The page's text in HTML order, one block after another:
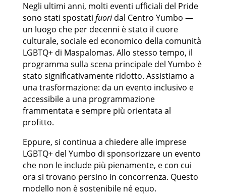
Negli ultimi anni, molti eventi ufficiali del Pride
sono stati spostati fuoridal Centro Yumbo —
un luogo che per decenni è stato il cuore
culturale, sociale ed economico della comunità
LGBTQ+ di Maspalomas. Allo stesso tempo, il
programma sulla scena principale del Yumbo è
stato significativamente ridotto. Assistiamo a
una trasformazione: da un evento inclusivo e
accessibile a una programmazione
frammentata e sempre più orientata al
profitto.
Eppure, si continua a chiedere alle imprese
LGBTQ+ del Yumbo di sponsorizzare un evento
che non le include più pienamente, e con cui
ora si trovano persino in concorrenza. Questo
modello non è sostenibile né equo.